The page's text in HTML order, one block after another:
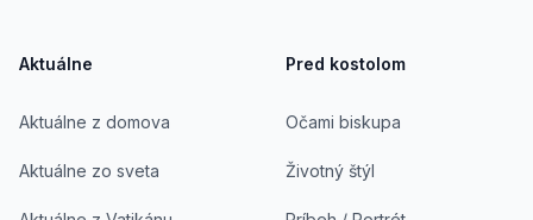
Aktuálne
Aktuálne z domova
Aktuálne zo sveta
Pred kostolom
Očami biskupa
Životný štýl